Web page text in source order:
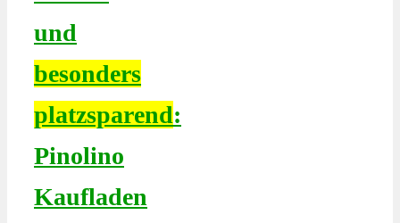
und
besonders
platzsparend:
Pinolino
Kaufladen